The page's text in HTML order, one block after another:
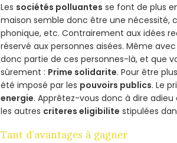
Les sociétés polluantes se font de plus
maison semble donc être une nécessité,
phonique, etc. Contrairement aux idées
réservé aux personnes aisées. Même
donc partie de ces personnes-là, et que
sûrement : Prime solidarite. Pour être
été imposé par les pouvoirs publics. Le
energie. Apprêtez-vous donc à dire
les autres criteres eligibilite stipulées
Tant d’avantages à gagner